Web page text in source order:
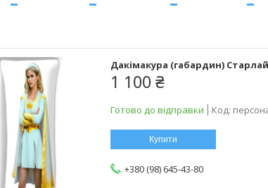
Дакімакура (габардин)
1 100 ₴
Готово до відправки Код:
Купити
+380 (98) 645-43-80